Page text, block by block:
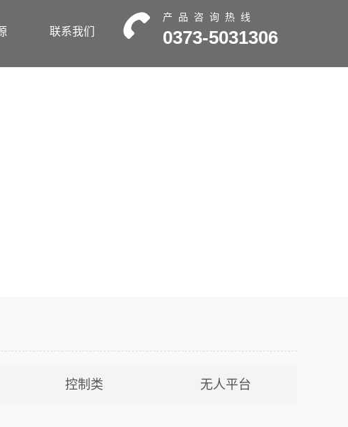
联系我们
产品咨询热线
0373-5031306
控制类 无人平台